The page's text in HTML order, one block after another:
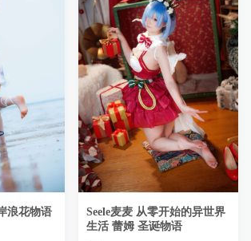
浪花物语
Seele麦麦 从零开始的异世界
生活 蕾姆 圣诞物语